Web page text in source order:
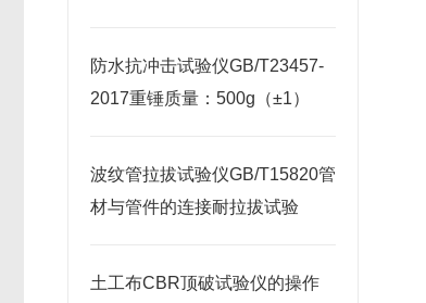
防水抗冲击试验仪GB/T23457-
2017重锤质量：500g（±1）
波纹管拉拔试验仪GB/T15820管
材与管件的连接耐拉拔试验
土工布CBR顶破试验仪的操作